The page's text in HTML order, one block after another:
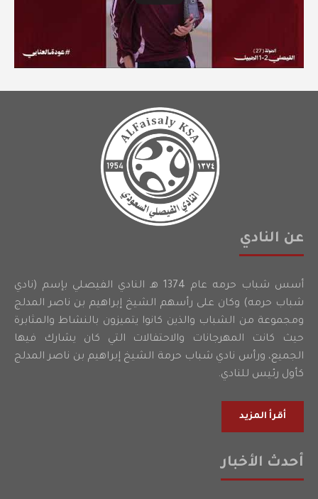
عن النادي
أسس شباب حرمه عام 1374 هـ النادي الفيصلي بإسم (نادي
شباب حرمه) وكان على رأسهم الشيخ إبراهيم بن ناصر المدلج
ومجموعة من الشباب والذين كانوا يتميزون بالنشاط والمثابرة
حيث كانت المهرجانات والاحتفالات التي كان يشارك فيها
الجميع، ورأس نادي شباب حرمة الشيخ إبراهيم بن ناصر المدلج
كأول رئيس للنادي.
أقرأ المزيد
أحدث الأخبار